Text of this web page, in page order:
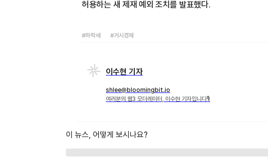
허용하는 새 제재 예외 조치를 발표했다.
#하락세 #거시경제
이수현 기자
shlee@bloomingbit.io
여러분의 웹3 모더레이터, 이수현 기자입니다🎙
이 뉴스, 어떻게 보시나요?